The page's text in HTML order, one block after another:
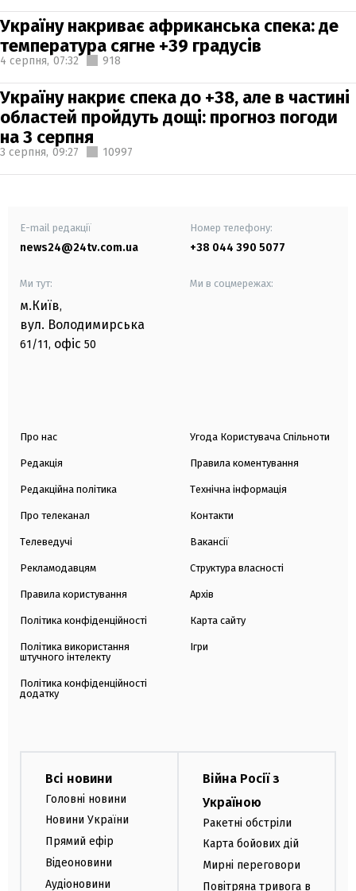
Україну накриває африканська спека: де
температура сягне +39 градусів
4 серпня, 07:32 918
Україну накриє спека до +38, але в частині
областей пройдуть дощі: прогноз погоди
на 3 серпня
3 серпня, 09:27 10997
E-mail редакції
news24@24tv.com.ua
Номер телефону:
+38 044 390 5077
Ми тут:
м.Київ,
вул. Володимирська
61/11, офіс 50
Ми в соцмережах:
Про нас
Редакція
Редакційна політика
Про телеканал
Телеведучі
Рекламодавцям
Правила користування
Політика конфіденційності
Політика використання
штучного інтелекту
Політика конфіденційності
додатку
Угода Користувача Спільноти
Правила коментування
Технічна інформація
Контакти
Вакансії
Структура власності
Архів
Карта сайту
Ігри
Всі новини
Головні новини
Новини України
Прямий ефір
Відеоновини
Аудіоновини
Війна Росії з
Україною
Ракетні обстріли
Карта бойових дій
Мирні переговори
Повітряна тривога в